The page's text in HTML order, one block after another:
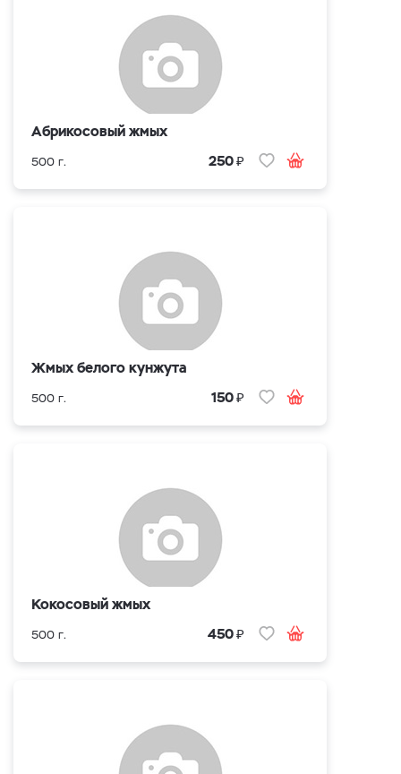
Абрикосовый жмых
500 г. 250₽
Жмых белого кунжута
500 г. 150₽
Кокосовый жмых
500 г. 450₽